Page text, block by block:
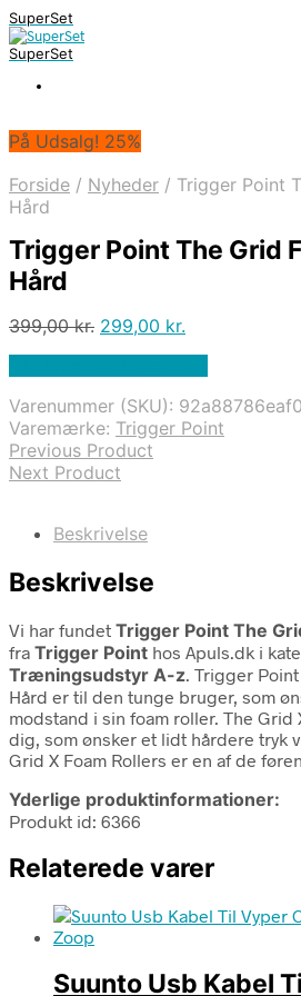
SuperSet
SuperSet
På Udsalg! 25%
Forside / Nyheder / Trigger Point
Hård
Trigger Point The Grid
Hård
399,00kr. Den
399,00 kr..
299,00 kr.
299,00 kr..
Varenummer (SKU): 92a88786eaf0
Varemærke: Trigger Point
Previous Product
Next Product
Beskrivelse
Beskrivelse
Vi har fundet Trigger Point The
fra Trigger Point hos Apuls.dk i
Træningsudstyr A-z. Trigger
Hård er til den tunge bruger, som
modstand i sin foam roller. The Grid
dig, som ønsker et lidt hårdere tryk
Grid X Foam Rollers er en af de
Yderlige produktinformationer:
Produkt id: 6366
Relaterede varer
Suunto Usb Kabel